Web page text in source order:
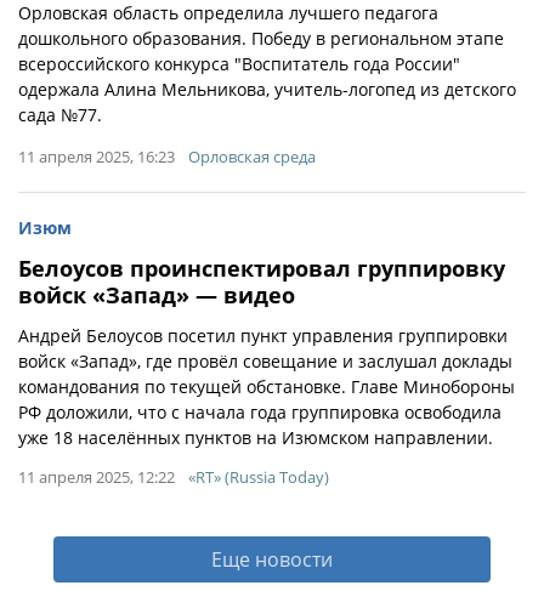
Орловская область определила лучшего педагога
дошкольного образования. Победу в региональном этапе
всероссийского конкурса "Воспитатель года России"
одержала Алина Мельникова, учитель-логопед из детского
сада №77.
11 апреля 2025, 16:23 Орловская среда
Изюм
Белоусов проинспектировал группировку
войск «Запад» — видео
Андрей Белоусов посетил пункт управления группировки
войск «Запад», где провёл совещание и заслушал доклады
командования по текущей обстановке. Главе Минобороны
РФ доложили, что с начала года группировка освободила
уже 18 населённых пунктов на Изюмском направлении.
11 апреля 2025, 12:22 «RT» (Russia Today)
Еще новости